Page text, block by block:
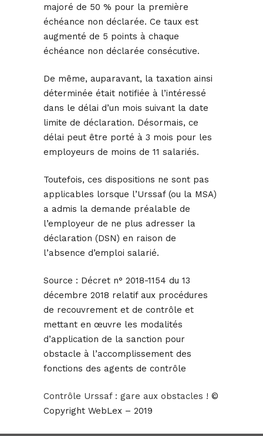
majoré de 50 % pour la première
échéance non déclarée. Ce taux est
augmenté de 5 points à chaque
échéance non déclarée consécutive.
De même, auparavant, la taxation ainsi
déterminée était notifiée à l’intéressé
dans le délai d’un mois suivant la date
limite de déclaration. Désormais, ce
délai peut être porté à 3 mois pour les
employeurs de moins de 11 salariés.
Toutefois, ces dispositions ne sont pas
applicables lorsque l’Urssaf (ou la MSA)
a admis la demande préalable de
l’employeur de ne plus adresser la
déclaration (DSN) en raison de
l’absence d’emploi salarié.
Source : Décret n° 2018-1154 du 13
décembre 2018 relatif aux procédures
de recouvrement et de contrôle et
mettant en œuvre les modalités
d’application de la sanction pour
obstacle à l’accomplissement des
fonctions des agents de contrôle
Contrôle Urssaf : gare aux obstacles ! ©
Copyright WebLex – 2019